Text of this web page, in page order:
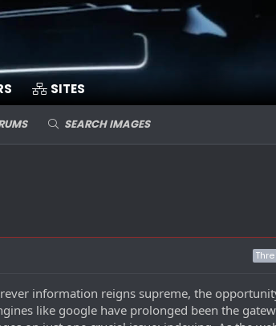
SITES
SEARCH IMAGES
information reigns supreme, the
like google have prolonged been the